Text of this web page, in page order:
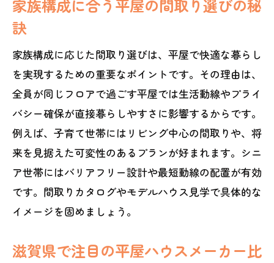
中古平屋の魅力と選び方を徹底解説
魅力
中古平屋の選び方とチェックポイント紹
介
おしゃれな中古平屋のリフォーム実例集
中古平屋を選ぶ際のメリットと注意点解
説
平屋中古住宅を賢く購入するためのコツ
モデルハウス見学で分かる平屋の実力とは
平屋ランキング上位のモデルハウス訪問
家族構成に合う平屋の間取り選びの秘
訣
家族構成に応じた間取り選びは、平屋で快適な暮らし
を実現するための重要なポイントです。その理由は、
全員が同じフロアで過ごす平屋では生活動線やプライ
バシー確保が直接暮らしやすさに影響するからです。
例えば、子育て世帯にはリビング中心の間取りや、将
来を見据えた可変性のあるプランが好まれます。シニ
ア世帯にはバリアフリー設計や最短動線の配置が有効
です。間取りカタログやモデルハウス見学で具体的な
イメージを固めましょう。
滋賀県で注目の平屋ハウスメーカー比